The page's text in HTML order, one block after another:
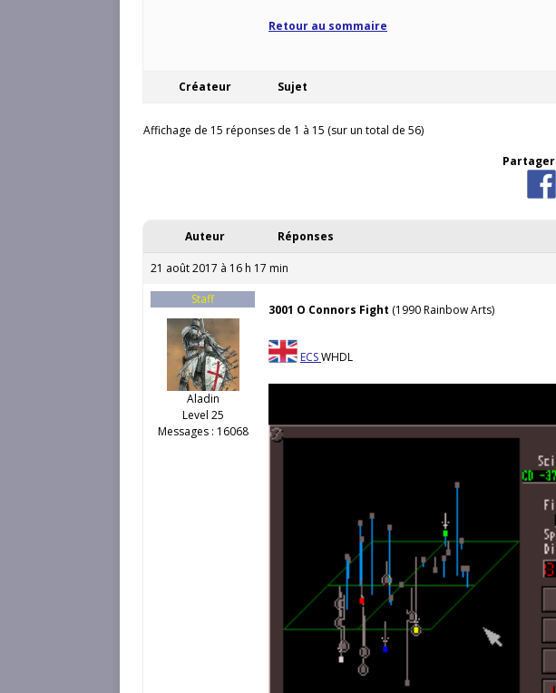
Retour au sommaire
Créateur Sujet
Affichage de 15 réponses de 1 à 15 (sur un total de 56)
Auteur Réponses
21 août 2017 à 16 h 17 min
Staff
Aladin
Level 25
Messages : 16068
3001 O Connors Fight (1990 Rainbow Arts)
ECSWHDL